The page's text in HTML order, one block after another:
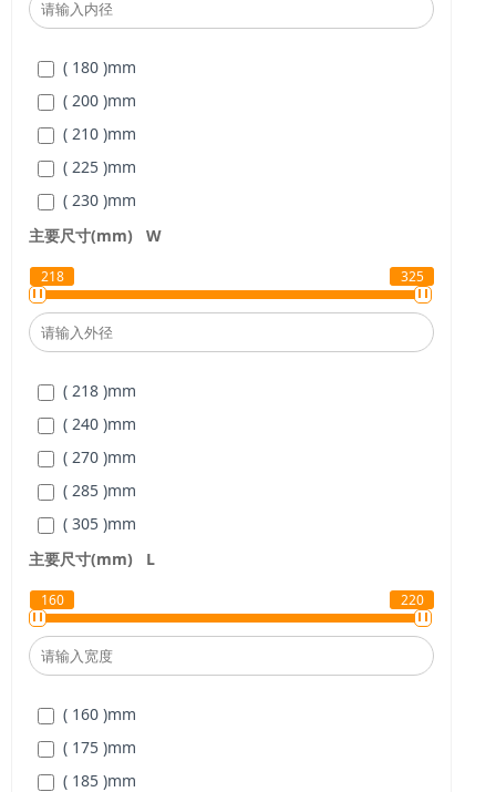
( 180 )mm
( 200 )mm
( 210 )mm
( 225 )mm
( 230 )mm
( 270 )mm
主要尺寸(mm) W
218 325
( 218 )mm
( 240 )mm
( 270 )mm
( 285 )mm
( 305 )mm
( 325 )mm
主要尺寸(mm) L
160 220
( 160 )mm
( 175 )mm
( 185 )mm